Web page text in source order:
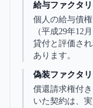
給与ファクタ
個人の給与債
（平成29年12
貸付と評価さ
あります。
偽装ファクタ
償還請求権付
いた契約は、